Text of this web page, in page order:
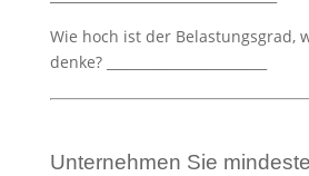
Wie hoch ist der Belastungsgrad,
denke? ________________________
Unternehmen Sie